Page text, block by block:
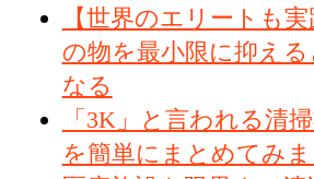
【世界のエリートも
の物を最小限に抑える
なる
「3K」と言われる清
を簡単にまとめてみ